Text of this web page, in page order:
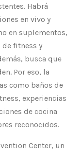
Habrá
en vivo y
en suplementos,
fitness y
busca que
Por eso, la
como baños de
experiencias
de cocina
reconocidos.
Center, un